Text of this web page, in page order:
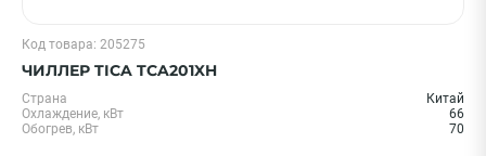
Код товара: 205275
ЧИЛЛЕР TICA TCA201XH
Страна
Китай
Охлаждение, кВт
66
Обогрев, кВт
70